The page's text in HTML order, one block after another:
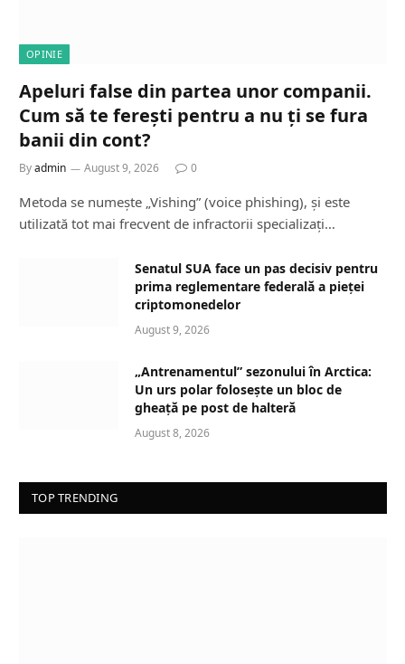
OPINIE
Apeluri false din partea unor companii.
Cum să te ferești pentru a nu ți se fura
banii din cont?
Byadmin August 9, 2026 0
Metoda se numește „Vishing” (voice phishing), și este
utilizată tot mai frecvent de infractorii specializați…
Senatul SUA face un pas decisiv pentru
prima reglementare federală a pieței
criptomonedelor
August 9, 2026
„Antrenamentul” sezonului în Arctica:
Un urs polar folosește un bloc de
gheață pe post de halteră
August 8, 2026
TOP TRENDING